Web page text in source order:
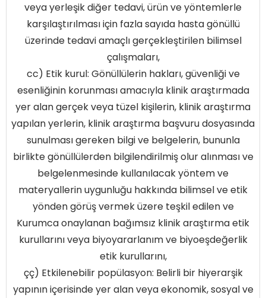
veya yerleşik diğer tedavi, ürün ve yöntemlerle
karşılaştırılması için fazla sayıda hasta gönüllü
üzerinde tedavi amaçlı gerçekleştirilen bilimsel
çalışmaları,
cc) Etik kurul: Gönüllülerin hakları, güvenliği ve
esenliğinin korunması amacıyla klinik araştırmada
yer alan gerçek veya tüzel kişilerin, klinik araştırma
yapılan yerlerin, klinik araştırma başvuru dosyasında
sunulması gereken bilgi ve belgelerin, bununla
birlikte gönüllülerden bilgilendirilmiş olur alınması ve
belgelenmesinde kullanılacak yöntem ve
materyallerin uygunluğu hakkında bilimsel ve etik
yönden görüş vermek üzere teşkil edilen ve
Kurumca onaylanan bağımsız klinik araştırma etik
kurullarını veya biyoyararlanım ve biyoeşdeğerlik
etik kurullarını,
çç) Etkilenebilir popülasyon: Belirli bir hiyerarşik
yapının içerisinde yer alan veya ekonomik, sosyal ve